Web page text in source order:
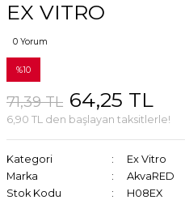
EX VITRO
0 Yorum
%10
71,39 TL 64,25 TL
6,90 TL den başlayan taksitlerle!
Kategori
Ex Vitro
Marka
AkvaRED
Stok Kodu
H08EX